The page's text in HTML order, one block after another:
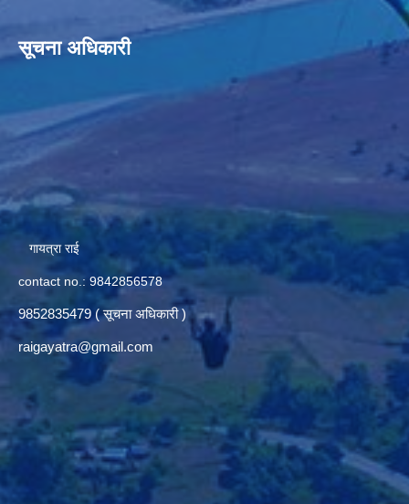
सूचना अधिकारी
गायत्रा राई
contact no.: 9842856578
9852835479 ( सूचना अधिकारी )
raigayatra@gmail.com